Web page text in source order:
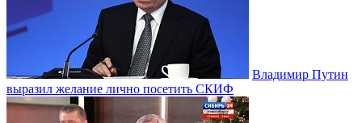
Владимир Путин
выразил желание лично посетить СКИФ